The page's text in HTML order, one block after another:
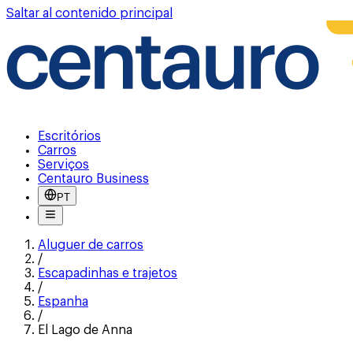
Saltar al contenido principal
Escritórios
Carros
Serviços
Centauro Business
PT
Aluguer de carros
/
Escapadinhas e trajetos
/
Espanha
/
El Lago de Anna